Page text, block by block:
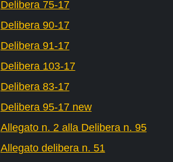
Delibera 75-17
Delibera 90-17
Delibera 91-17
Delibera 103-17
Delibera 83-17
Delibera 95-17 new
Allegato n. 2 alla Delibera n. 95
Allegato delibera n. 51